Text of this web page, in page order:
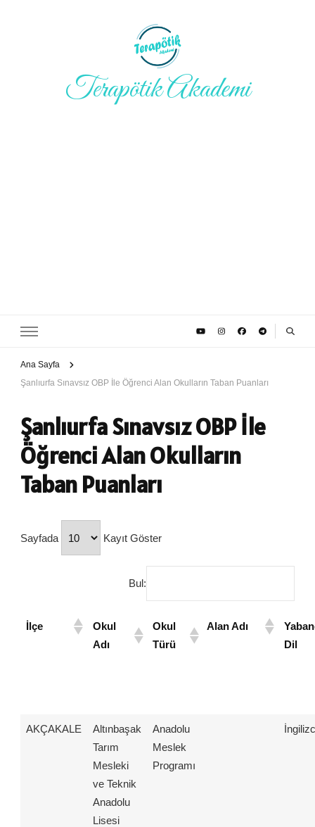
Terapötik Akademi
Ana Sayfa
Şanlıurfa Sınavsız OBP İle Öğrenci Alan Okulların Taban Puanları
Şanlıurfa Sınavsız OBP İle
Öğrenci Alan Okulların
Taban Puanları
Sayfada Kayıt Göster
Bul:
İlçe
Okul
Adı
Okul
Türü
Alan Adı
Dil
AKÇAKALE
Altınbaşak
Tarım
Mesleki
ve Teknik
Anadolu
Lisesi
Anadolu
Meslek
Programı